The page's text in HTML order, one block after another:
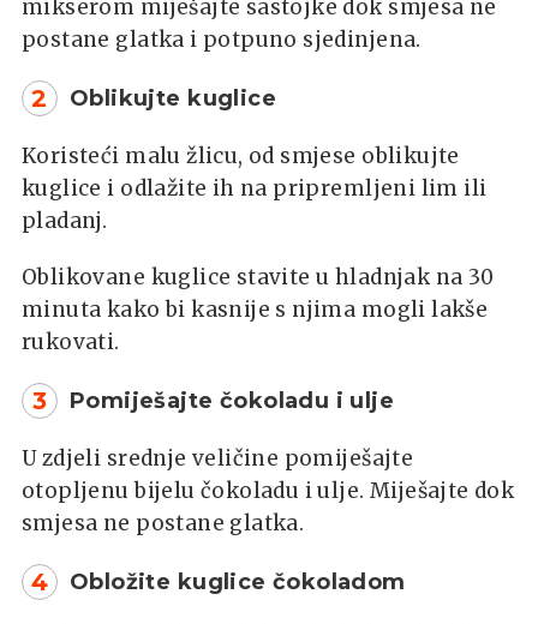
mikserom miješajte sastojke dok smjesa ne
postane glatka i potpuno sjedinjena.
2 Oblikujte kuglice
Koristeći malu žlicu, od smjese oblikujte
kuglice i odlažite ih na pripremljeni lim ili
pladanj.
Oblikovane kuglice stavite u hladnjak na 30
minuta kako bi kasnije s njima mogli lakše
rukovati.
3 Pomiješajte čokoladu i ulje
U zdjeli srednje veličine pomiješajte
otopljenu bijelu čokoladu i ulje. Miješajte dok
smjesa ne postane glatka.
4 Obložite kuglice čokoladom